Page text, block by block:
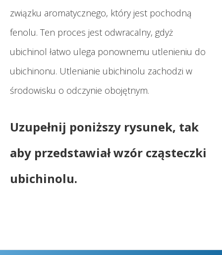
związku aromatycznego, który jest pochodną
fenolu. Ten proces jest odwracalny, gdyż
ubichinol łatwo ulega ponownemu utlenieniu do
ubichinonu. Utlenianie ubichinolu zachodzi w
środowisku o odczynie obojętnym.
Uzupełnij poniższy rysunek, tak
aby przedstawiał wzór cząsteczki
ubichinolu.